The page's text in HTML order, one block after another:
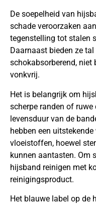
De soepelheid van
schade veroorzaken
tegenstelling tot stalen
Daarnaast bieden ze
schokabsorberend, niet
vonkvrij.
Het is belangrijk om
scherpe randen of
levensduur van de
hebben een
vloeistoffen, hoewel
kunnen aantasten. Om
hijsband reinigen met
reinigingsproduct.
Het blauwe label op de